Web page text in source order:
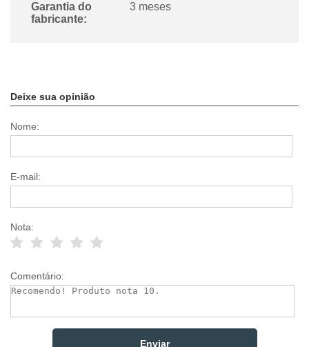
Garantia do
fabricante:
3 meses
Deixe sua opinião
Nome:
E-mail:
Nota:
Comentário: